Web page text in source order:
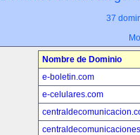
37
Nombre de Dominio
e-boletin.com
e-celulares.com